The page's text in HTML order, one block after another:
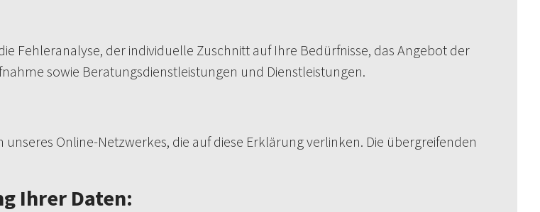
Fehleranalyse, der individuelle Zuschnitt auf Ihre Bedürfnisse, das Angebot der
sowie Beratungsdienstleistungen und Dienstleistungen.
Online-Netzwerkes, die auf diese Erklärung verlinken. Die übergreifenden
Ihrer Daten: